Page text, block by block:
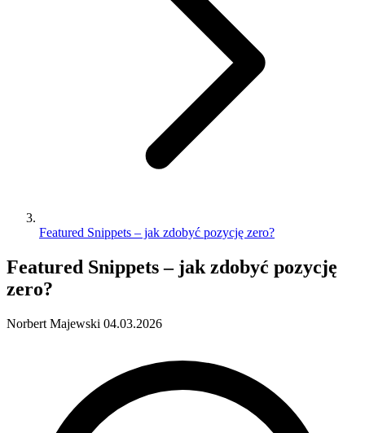
Featured Snippets – jak zdobyć pozycję zero?
Featured Snippets – jak zdobyć pozycję
zero?
Norbert Majewski 04.03.2026